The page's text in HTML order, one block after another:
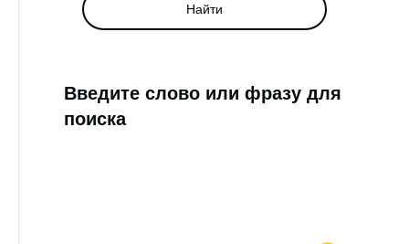
Найти
Введите слово или фразу для
поиска